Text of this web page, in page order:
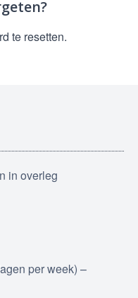
te resetten.
in overleg
per week) –